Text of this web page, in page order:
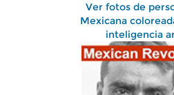
Ver fotos de
Mexicana
inteligencia